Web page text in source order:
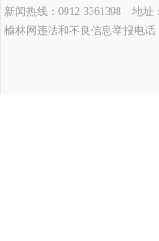
新闻热线：0912-3361398 地
榆林网违法和不良信息举报电话